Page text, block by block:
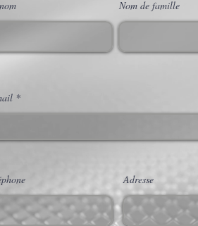
Nom de famille
Adresse